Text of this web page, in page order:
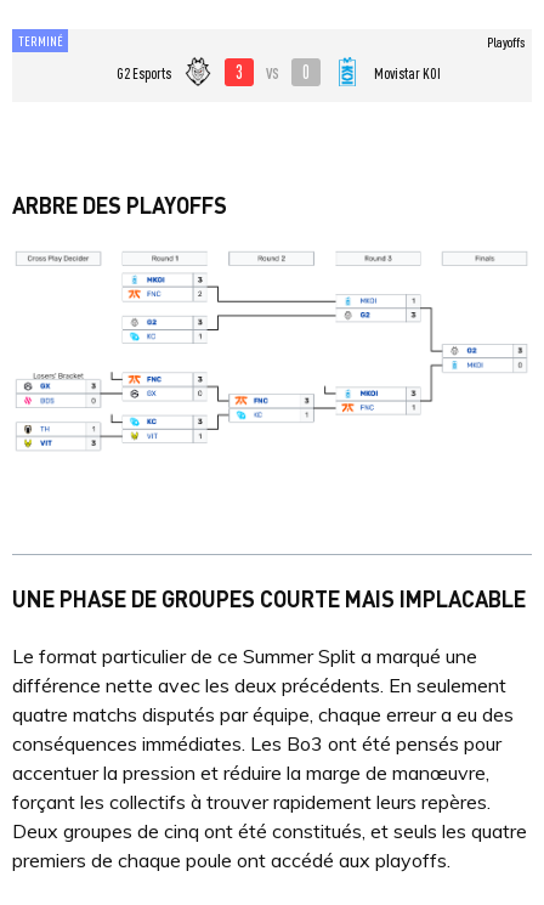
TERMINÉ
G2 Esports 3 vs 0 Movistar KOI
Playoffs
ARBRE DES PLAYOFFS
UNE PHASE DE GROUPES COURTE MAIS IMPLACABLE
Le format particulier de ce Summer Split a marqué une
différence nette avec les deux précédents. En seulement
quatre matchs disputés par équipe, chaque erreur a eu des
conséquences immédiates. Les Bo3 ont été pensés pour
accentuer la pression et réduire la marge de manœuvre,
forçant les collectifs à trouver rapidement leurs repères.
Deux groupes de cinq ont été constitués, et seuls les quatre
premiers de chaque poule ont accédé aux playoffs.